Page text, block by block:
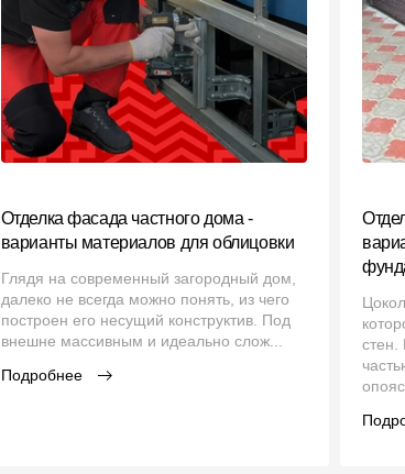
Отделка фасада частного дома -
варианты материалов для облицовки
Глядя на современный загородный дом,
далеко не всегда можно понять, из чего
построен его несущий конструктив. Под
внешне массивным и идеально слож...
Подробнее
стен.